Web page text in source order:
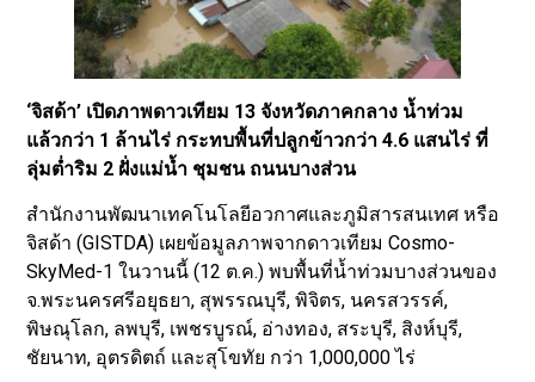
‘จิสด้า’ เปิดภาพดาวเทียม 13 จังหวัดภาคกลาง น้ำท่วม
แล้วกว่า 1 ล้านไร่ กระทบพื้นที่ปลูกข้าวกว่า 4.6 แสนไร่ ที่
ลุ่มต่ำริม 2 ฝั่งแม่น้ำ ชุมชน ถนนบางส่วน
สำนักงานพัฒนาเทคโนโลยีอวกาศและภูมิสารสนเทศ หรือ
จิสด้า (GISTDA) เผยข้อมูลภาพจากดาวเทียม Cosmo-
SkyMed-1 ในวานนี้ (12 ต.ค.) พบพื้นที่น้ำท่วมบางส่วนของ
จ.พระนครศรีอยุธยา, สุพรรณบุรี, พิจิตร, นครสวรรค์,
พิษณุโลก, ลพบุรี, เพชรบูรณ์, อ่างทอง, สระบุรี, สิงห์บุรี,
ชัยนาท, อุตรดิตถ์ และสุโขทัย กว่า 1,000,000 ไร่